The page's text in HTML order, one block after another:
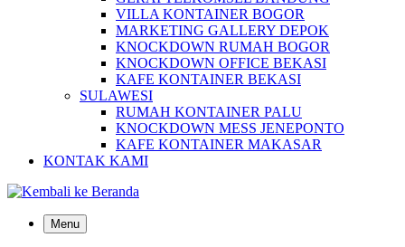
VILLA KONTAINER BOGOR
MARKETING GALLERY DEPOK
KNOCKDOWN RUMAH BOGOR
KNOCKDOWN OFFICE BEKASI
KAFE KONTAINER BEKASI
SULAWESI
RUMAH KONTAINER PALU
KNOCKDOWN MESS JENEPONTO
KAFE KONTAINER MAKASAR
KONTAK KAMI
Menu